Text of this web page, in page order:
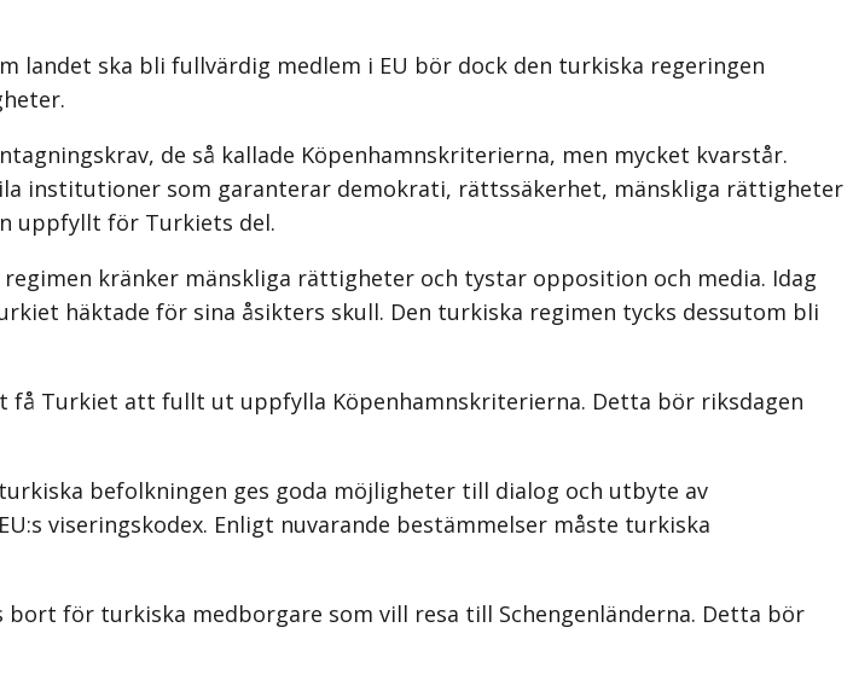
landet ska bli fullvärdig medlem i EU bör dock den turkiska regeringen
de så kallade Köpenhamnskriterierna, men mycket kvarstår.
institutioner som garanterar demokrati, rättssäkerhet, mänskliga rättigheter
uppfyllt för Turkiets del.
kränker mänskliga rättigheter och tystar opposition och media. Idag
häktade för sina åsikters skull. Den turkiska regimen tycks dessutom bli
Turkiet att fullt ut uppfylla Köpenhamnskriterierna. Detta bör riksdagen
befolkningen ges goda möjligheter till dialog och utbyte av
viseringskodex. Enligt nuvarande bestämmelser måste turkiska
för turkiska medborgare som vill resa till Schengenländerna. Detta bör